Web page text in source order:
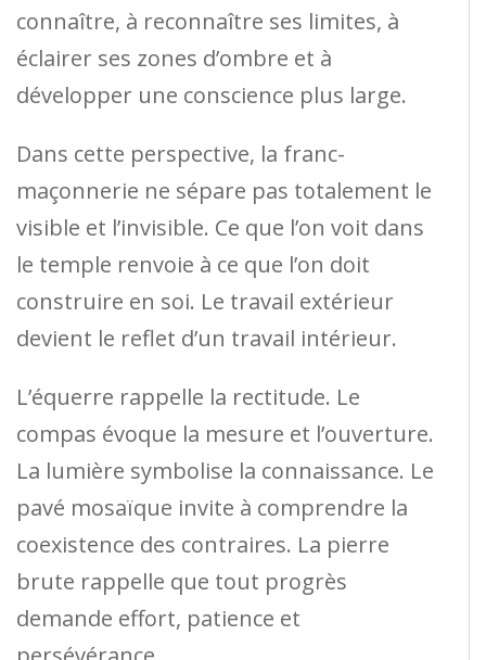
connaître, à reconnaître ses limites, à
éclairer ses zones d’ombre et à
développer une conscience plus large.
Dans cette perspective, la franc-
maçonnerie ne sépare pas totalement le
visible et l’invisible. Ce que l’on voit dans
le temple renvoie à ce que l’on doit
construire en soi. Le travail extérieur
devient le reflet d’un travail intérieur.
L’équerre rappelle la rectitude. Le
compas évoque la mesure et l’ouverture.
La lumière symbolise la connaissance. Le
pavé mosaïque invite à comprendre la
coexistence des contraires. La pierre
brute rappelle que tout progrès
demande effort, patience et